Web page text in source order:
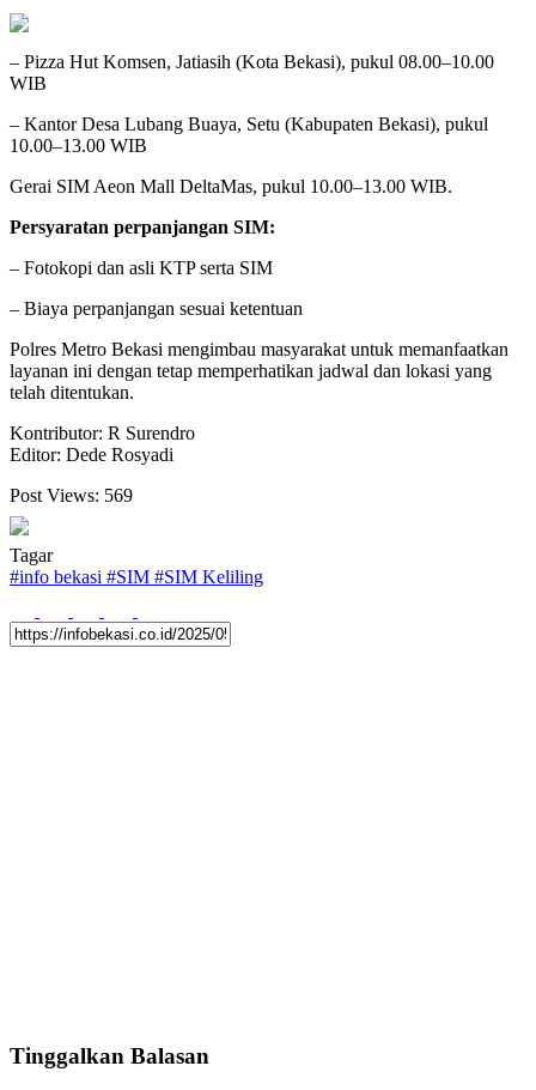
– Pizza Hut Komsen, Jatiasih (Kota Bekasi), pukul 08.00–10.00
WIB
– Kantor Desa Lubang Buaya, Setu (Kabupaten Bekasi), pukul
10.00–13.00 WIB
Gerai SIM Aeon Mall DeltaMas, pukul 10.00–13.00 WIB.
Persyaratan perpanjangan SIM:
– Fotokopi dan asli KTP serta SIM
– Biaya perpanjangan sesuai ketentuan
Polres Metro Bekasi mengimbau masyarakat untuk memanfaatkan
layanan ini dengan tetap memperhatikan jadwal dan lokasi yang
telah ditentukan.
Kontributor: R Surendro
Editor: Dede Rosyadi
Post Views: 569
Tagar
#info bekasi #SIM #SIM Keliling
Tinggalkan Balasan